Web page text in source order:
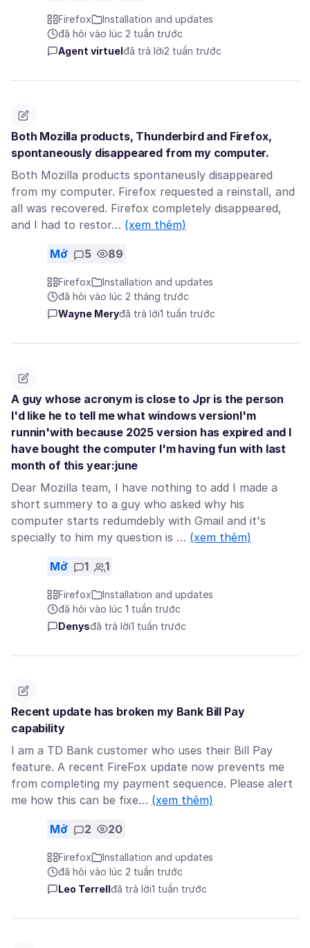
Firefox
Installation and updates
đã hỏi vào lúc 2 tuần trước
Agent virtuel đã trả lời2 tuần trước
Both Mozilla products, Thunderbird and Firefox,
spontaneously disappeared from my computer.
Both Mozilla products spontaneusly disappeared
from my computer. Firefox requested a reinstall, and
all was recovered. Firefox completely disappeared,
and I had to restor… (xem thêm)
Mở 5 89
Firefox
Installation and updates
đã hỏi vào lúc 2 tháng trước
Wayne Meryđã trả lời1 tuần trước
A guy whose acronym is close to Jpr is the person
I'd like he to tell me what windows versionI'm
runnin'with because 2025 version has expired and I
have bought the computer I'm having fun with last
month of this year:june
Dear Mozilla team, I have nothing to add I made a
short summery to a guy who asked why his
computer starts redumdebly with Gmail and it's
specially to him my question is … (xem thêm)
Mở 1 1
Firefox
Installation and updates
đã hỏi vào lúc 1 tuần trước
Denysđã trả lời1 tuần trước
Recent update has broken my Bank Bill Pay
capability
I am a TD Bank customer who uses their Bill Pay
feature. A recent FireFox update now prevents me
from completing my payment sequence. Please alert
me how this can be fixe… (xem thêm)
Mở 2 20
Firefox
Installation and updates
đã hỏi vào lúc 2 tuần trước
Leo Terrell đã trả lời1 tuần trước